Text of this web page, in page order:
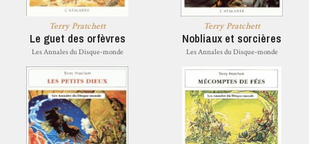
Terry Pratchett
Le guet des orfèvres
Les Annales du Disque-monde
Terry Pratchett
Nobliaux et sorcières
Les Annales du Disque-monde